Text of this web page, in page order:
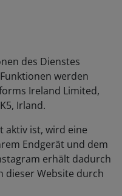
des Dienstes
werden
Ireland Limited,
Irland.
aktiv ist, wird eine
Endgerät und dem
erhält dadurch
dieser Website durch